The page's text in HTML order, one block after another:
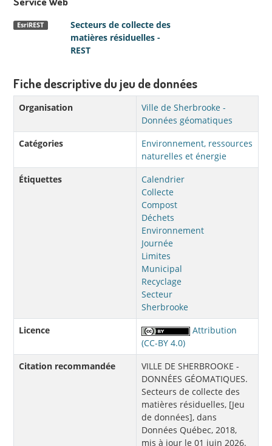
Secteurs de collecte des
matières résiduelles -
REST
EsriREST
Fiche descriptive du jeu de données
Organisation
Ville de Sherbrooke -
Données géomatiques
Catégories
Environnement, ressources
naturelles et énergie
Étiquettes
Calendrier
Collecte
Compost
Déchets
Environnement
Journée
Limites
Municipal
Recyclage
Secteur
Sherbrooke
Licence
Attribution
(CC-BY 4.0)
Citation recommandée
VILLE DE SHERBROOKE -
DONNÉES GÉOMATIQUES.
Secteurs de collecte des
matières résiduelles, [Jeu
de données], dans
Données Québec, 2018,
mis à jour le 01 juin 2026.